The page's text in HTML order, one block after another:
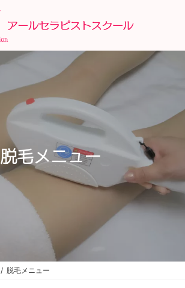
脱毛メニュー
脱毛メニュー